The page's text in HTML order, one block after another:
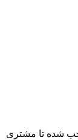
شده تا مشتری